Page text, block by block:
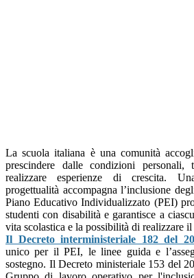
La scuola italiana è una comunità
prescindere dalle condizioni personali,
realizzare esperienze di crescita.
progettualità accompagna l’inclusione
Piano Educativo Individualizzato (PEI)
studenti con disabilità e garantisce a
vita scolastica e la possibilità di realizzare
Il Decreto interministeriale 182 del
unico per il PEI, le linee guida e
sostegno. Il Decreto ministeriale 153 del